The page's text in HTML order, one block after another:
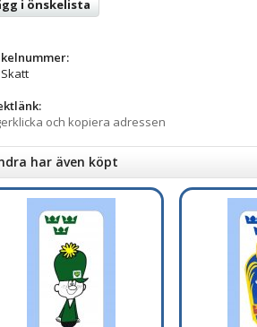
i önskelista
och kopiera adressen
har även köpt